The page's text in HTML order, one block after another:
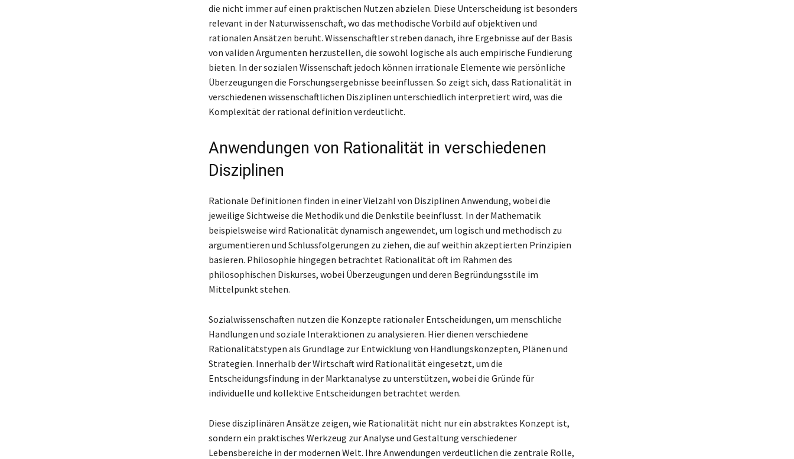
die nicht immer auf einen praktischen Nutzen abzielen. Diese Unterscheidung ist besonders
relevant in der Naturwissenschaft, wo das methodische Vorbild auf objektiven und
rationalen Ansätzen beruht. Wissenschaftler streben danach, ihre Ergebnisse auf der Basis
von validen Argumenten herzustellen, die sowohl logische als auch empirische Fundierung
bieten. In der sozialen Wissenschaft jedoch können irrationale Elemente wie persönliche
Überzeugungen die Forschungsergebnisse beeinflussen. So zeigt sich, dass Rationalität in
verschiedenen wissenschaftlichen Disziplinen unterschiedlich interpretiert wird, was die
Komplexität der rational definition verdeutlicht.
Anwendungen von Rationalität in verschiedenen
Disziplinen
Rationale Definitionen finden in einer Vielzahl von Disziplinen Anwendung, wobei die
jeweilige Sichtweise die Methodik und die Denkstile beeinflusst. In der Mathematik
beispielsweise wird Rationalität dynamisch angewendet, um logisch und methodisch zu
argumentieren und Schlussfolgerungen zu ziehen, die auf weithin akzeptierten Prinzipien
basieren. Philosophie hingegen betrachtet Rationalität oft im Rahmen des
philosophischen Diskurses, wobei Überzeugungen und deren Begründungsstile im
Mittelpunkt stehen.
Sozialwissenschaften nutzen die Konzepte rationaler Entscheidungen, um menschliche
Handlungen und soziale Interaktionen zu analysieren. Hier dienen verschiedene
Rationalitätstypen als Grundlage zur Entwicklung von Handlungskonzepten, Plänen und
Strategien. Innerhalb der Wirtschaft wird Rationalität eingesetzt, um die
Entscheidungsfindung in der Marktanalyse zu unterstützen, wobei die Gründe für
individuelle und kollektive Entscheidungen betrachtet werden.
Diese disziplinären Ansätze zeigen, wie Rationalität nicht nur ein abstraktes Konzept ist,
sondern ein praktisches Werkzeug zur Analyse und Gestaltung verschiedener
Lebensbereiche in der modernen Welt. Ihre Anwendungen verdeutlichen die zentrale Rolle,